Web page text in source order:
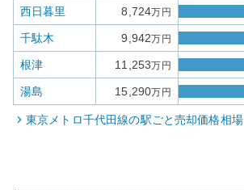
西日暮里 8,724万円
千駄木 9,942万円
根津 11,253万円
湯島 15,290万円
東京メトロ千代田線の駅ごと売却価格相場